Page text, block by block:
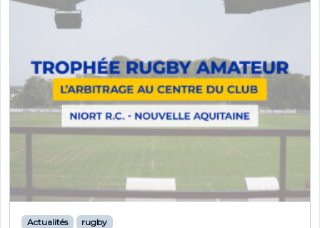
Actualités rugby